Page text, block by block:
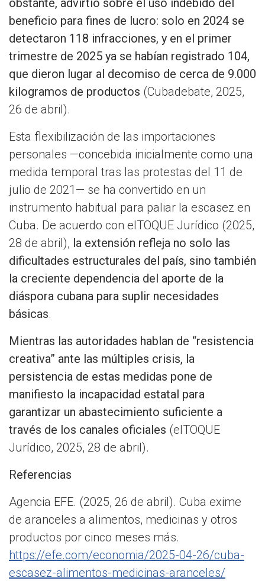
obstante, advirtió sobre el uso indebido del
beneficio para fines de lucro: solo en 2024 se
detectaron 118 infracciones, y en el primer
trimestre de 2025 ya se habían registrado 104,
que dieron lugar al decomiso de cerca de 9.000
kilogramos de productos (Cubadebate, 2025,
26 de abril).
Esta flexibilización de las importaciones
personales —concebida inicialmente como una
medida temporal tras las protestas del 11 de
julio de 2021— se ha convertido en un
instrumento habitual para paliar la escasez en
Cuba. De acuerdo con elTOQUE Jurídico (2025,
28 de abril), la extensión refleja no solo las
dificultades estructurales del país, sino también
la creciente dependencia del aporte de la
diáspora cubana para suplir necesidades
básicas.
Mientras las autoridades hablan de “resistencia
creativa” ante las múltiples crisis, la
persistencia de estas medidas pone de
manifiesto la incapacidad estatal para
garantizar un abastecimiento suficiente a
través de los canales oficiales​ (elTOQUE
Jurídico, 2025, 28 de abril).
Referencias
Agencia EFE. (2025, 26 de abril). Cuba exime
de aranceles a alimentos, medicinas y otros
productos por cinco meses más.
https://efe.com/economia/2025-04-26/cuba-
escasez-alimentos-medicinas-aranceles/